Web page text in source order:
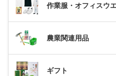
作業服・オフィスウ
農業関連用品
ギフト